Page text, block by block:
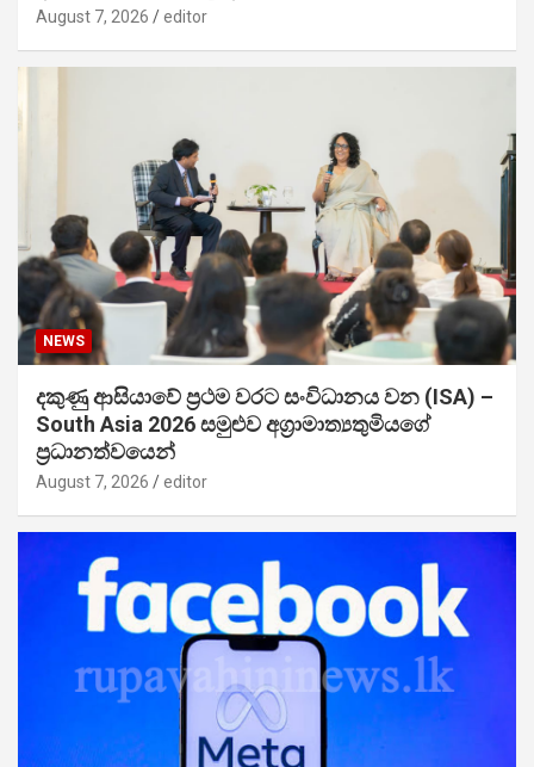
August 7, 2026 editor
NEWS
දකුණු ආසියාවේ ප්‍රථම වරට සංවිධානය වන (ISA) –
South Asia 2026 සමුළුව අග්‍රාමාත්‍යතුමියගේ
ප්‍රධානත්වයෙන්
August 7, 2026 editor